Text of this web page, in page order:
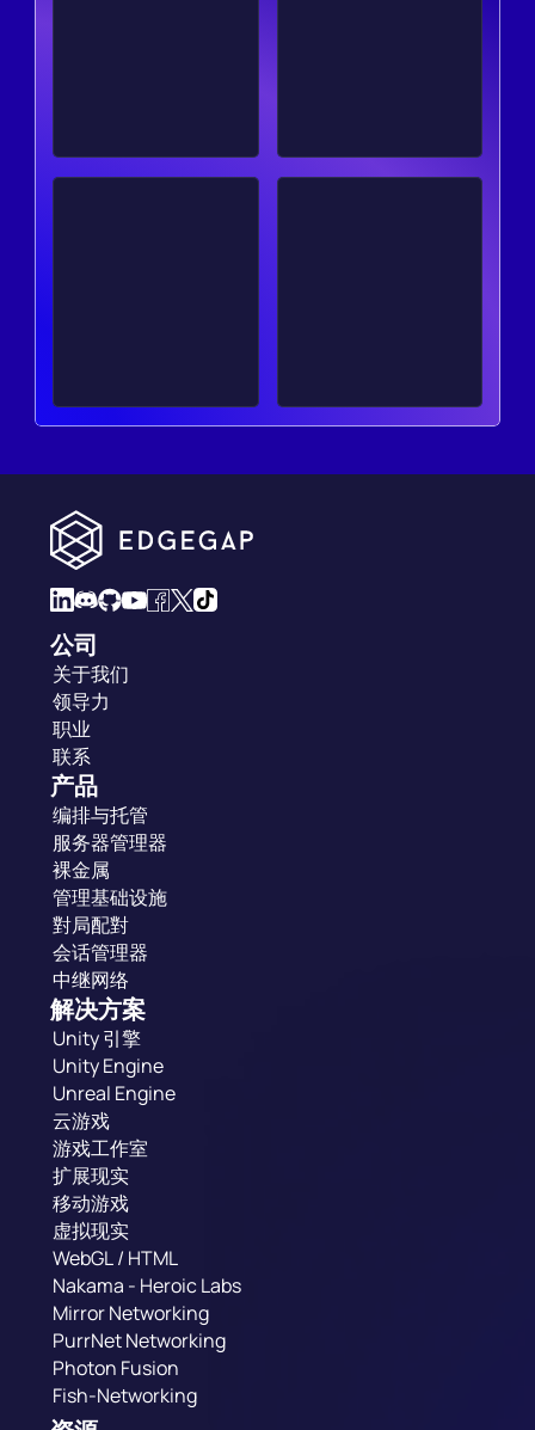
公司
关于我们
领导力
职业
联系
产品
编排与托管
服务器管理器
裸金属
管理基础设施
對局配對
会话管理器
中继网络
解决方案
Unity 引擎
Unity Engine
Unreal Engine
云游戏
游戏工作室
扩展现实
移动游戏
虚拟现实
WebGL / HTML
Nakama - Heroic Labs
Mirror Networking
PurrNet Networking
Photon Fusion
Fish-Networking